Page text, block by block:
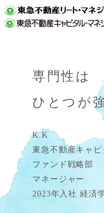
専門性は
ひとつが
K.K
東急不動産キャ
ファンド戦略部
マネージャー
2023年入社 経済